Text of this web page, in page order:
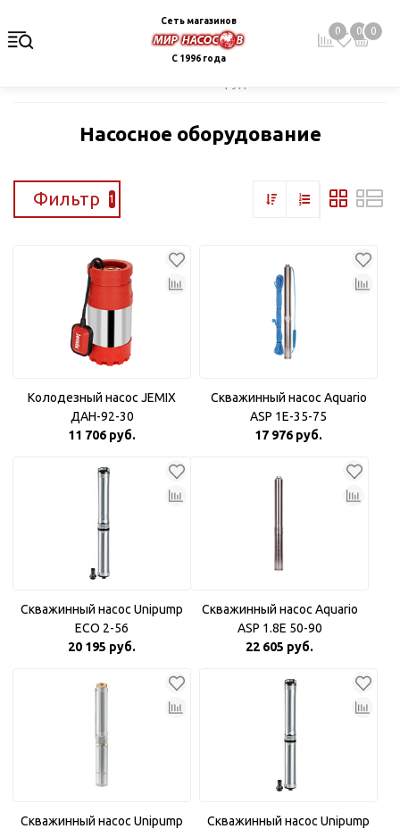
Сеть магазинов
С 1996 года
0 0 0
Насосное оборудование
Фильтр 1
Колодезный насос JEMIX
ДАН-92-30
11 706 руб.
Скважинный насос Aquario
ASP 1E-35-75
17 976 руб.
Скважинный насос Unipump
ECO 2-56
20 195 руб.
Скважинный насос Aquario
ASP 1.8Е 50-90
22 605 руб.
Скважинный насос Unipump
Скважинный насос Unipump